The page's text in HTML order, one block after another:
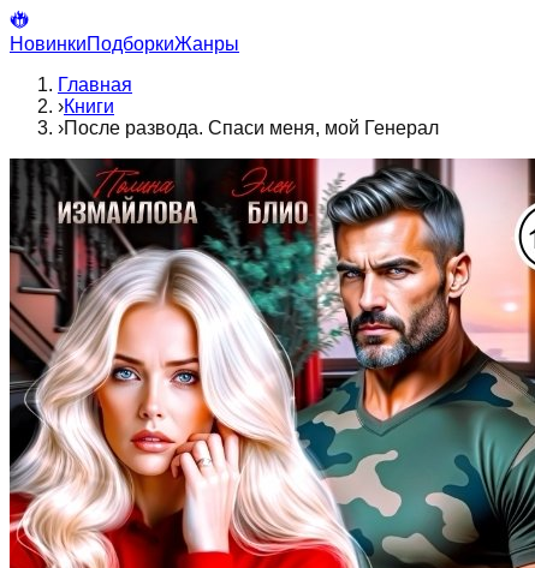
НовинкиПодборкиЖанры
Главная
›Книги
›После развода. Спаси меня, мой Генерал